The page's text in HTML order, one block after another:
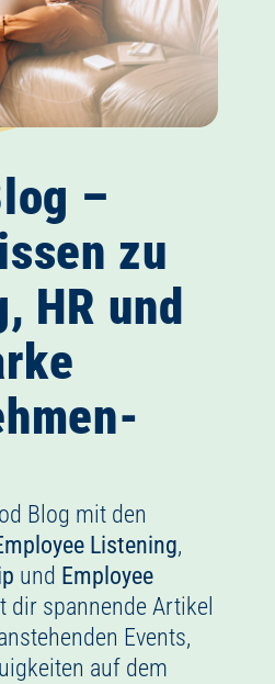
–
zu
HR und
Blog mit den
Listening,
und Employee
dir spannende Artikel
Events,
auf dem